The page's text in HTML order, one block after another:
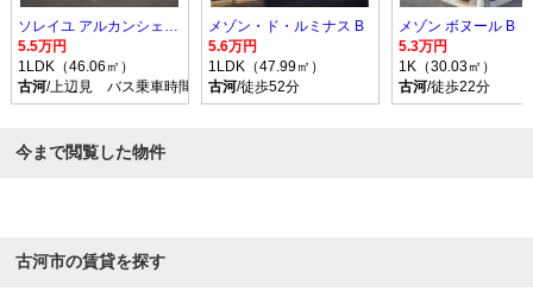
ソレイユ アルカンシェル Ｂ
5.5万円
1LDK（46.06㎡）
古河/上辺見 バス乗車時間10分 停歩9分
メゾン・ド・ルミナス B
5.6万円
1LDK（47.99㎡）
古河/徒歩52分
メゾン ボヌール B
5.3万円
1K（30.03㎡）
古河/徒歩22分
今まで閲覧した物件
古河市の賃貸を探す